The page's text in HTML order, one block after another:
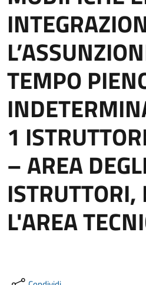
TEMPO
1
– AREA
ISTRUTTORI,
L'AREA